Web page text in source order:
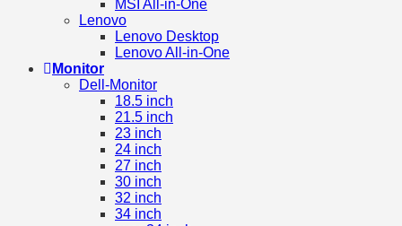
MSI All-in-One
Lenovo
Lenovo Desktop
Lenovo All-in-One
Monitor
Dell-Monitor
18.5 inch
21.5 inch
23 inch
24 inch
27 inch
30 inch
32 inch
34 inch